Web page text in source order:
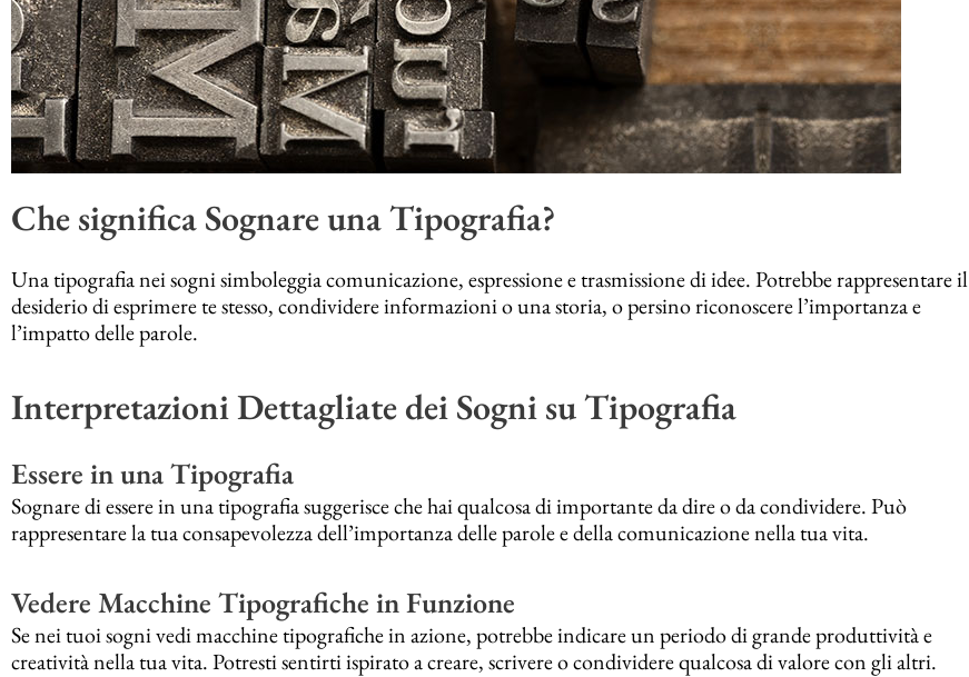
Che significa Sognare una Tipografia?
Una tipografia nei sogni simboleggia comunicazione, espressione e trasmissione di idee. Potrebbe rappresentare il
desiderio di esprimere te stesso, condividere informazioni o una storia, o persino riconoscere l’importanza e
l’impatto delle parole.
Interpretazioni Dettagliate dei Sogni su Tipografia
Essere in una Tipografia
Sognare di essere in una tipografia suggerisce che hai qualcosa di importante da dire o da condividere. Può
rappresentare la tua consapevolezza dell’importanza delle parole e della comunicazione nella tua vita.
Vedere Macchine Tipografiche in Funzione
Se nei tuoi sogni vedi macchine tipografiche in azione, potrebbe indicare un periodo di grande produttività e
creatività nella tua vita. Potresti sentirti ispirato a creare, scrivere o condividere qualcosa di valore con gli altri.